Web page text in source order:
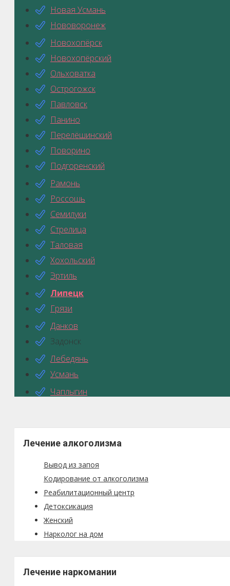
Новая Усмань
Нововоронеж
Новохопёрск
Новохопёрский
Ольховатка
Острогожск
Павловск
Панино
Перелёшинский
Поворино
Подгоренский
Рамонь
Россошь
Семилуки
Стрелица
Таловая
Хохольский
Эртиль
Липецк
Грязи
Данков
Задонск
Лебедянь
Усмань
Чаплыгин
Лечение алкоголизма
Вывод из запоя
Кодирование от алкоголизма
Реабилитационный центр
Детоксикация
Женский
Нарколог на дом
Лечение наркомании